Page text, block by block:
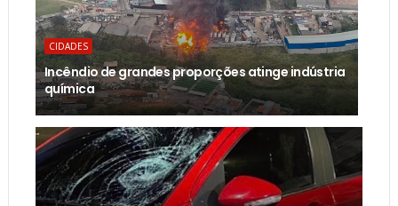
CIDADES
Incêndio de grandes proporções atinge indústria
química